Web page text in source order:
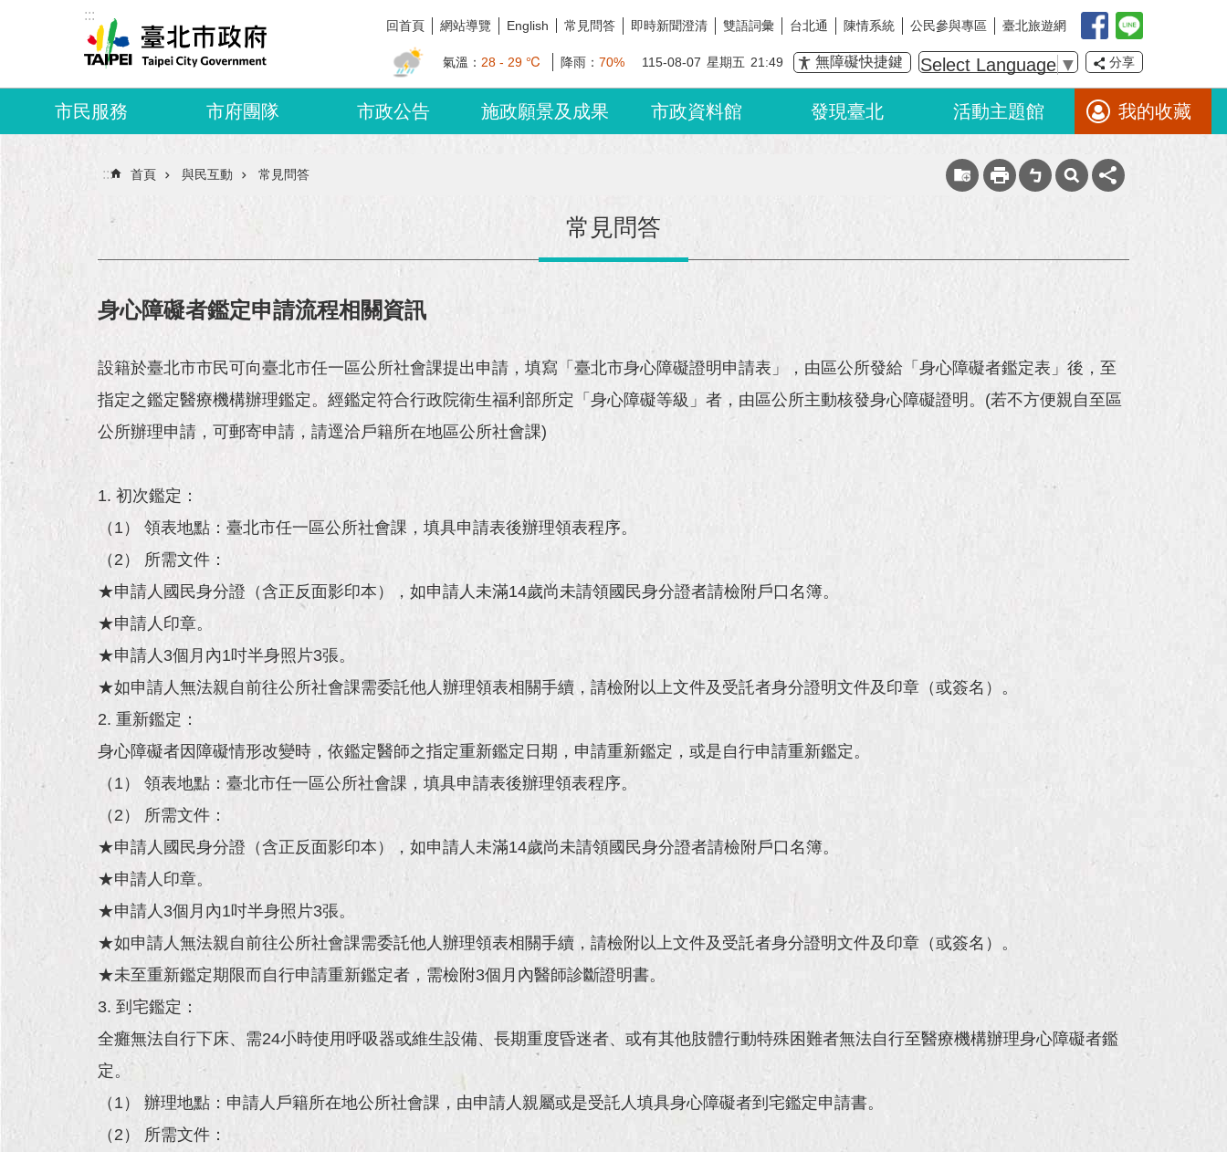
跳到主要內容區塊
:::
回首頁 網站導覽 English 常見問答 即時新聞澄清 雙語詞彙 台北通 陳情系統 公民參與專區 臺北旅遊網
氣溫： 28 - 29 ℃ 降雨： 70% 115-08-07 星期五 21:49 無障礙快捷鍵 Select Language ▼ 分享
市民服務 市府團隊 市政公告 施政願景及成果 市政資料館 發現臺北 活動主題館 我的收藏
::: 首頁 與民互動 常見問答
常見問答
身心障礙者鑑定申請流程相關資訊
設籍於臺北市市民可向臺北市任一區公所社會課提出申請，填寫「臺北市身心障礙證明申請表」，由區公所發給「身心障礙者鑑定表」後，至
指定之鑑定醫療機構辦理鑑定。經鑑定符合行政院衛生福利部所定「身心障礙等級」者，由區公所主動核發身心障礙證明。(若不方便親自至區
公所辦理申請，可郵寄申請，請逕洽戶籍所在地區公所社會課)
1. 初次鑑定：
（1） 領表地點：臺北市任一區公所社會課，填具申請表後辦理領表程序。
（2） 所需文件：
★申請人國民身分證（含正反面影印本），如申請人未滿14歲尚未請領國民身分證者請檢附戶口名簿。
★申請人印章。
★申請人3個月內1吋半身照片3張。
★如申請人無法親自前往公所社會課需委託他人辦理領表相關手續，請檢附以上文件及受託者身分證明文件及印章（或簽名）。
2. 重新鑑定：
身心障礙者因障礙情形改變時，依鑑定醫師之指定重新鑑定日期，申請重新鑑定，或是自行申請重新鑑定。
（1） 領表地點：臺北市任一區公所社會課，填具申請表後辦理領表程序。
（2） 所需文件：
★申請人國民身分證（含正反面影印本），如申請人未滿14歲尚未請領國民身分證者請檢附戶口名簿。
★申請人印章。
★申請人3個月內1吋半身照片3張。
★如申請人無法親自前往公所社會課需委託他人辦理領表相關手續，請檢附以上文件及受託者身分證明文件及印章（或簽名）。
★未至重新鑑定期限而自行申請重新鑑定者，需檢附3個月內醫師診斷證明書。
3. 到宅鑑定：
全癱無法自行下床、需24小時使用呼吸器或維生設備、長期重度昏迷者、或有其他肢體行動特殊困難者無法自行至醫療機構辦理身心障礙者鑑
定。
（1） 辦理地點：申請人戶籍所在地公所社會課，由申請人親屬或是受託人填具身心障礙者到宅鑑定申請書。
（2） 所需文件：